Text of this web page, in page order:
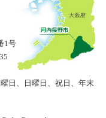
1号
日、日曜日、祝日、年末